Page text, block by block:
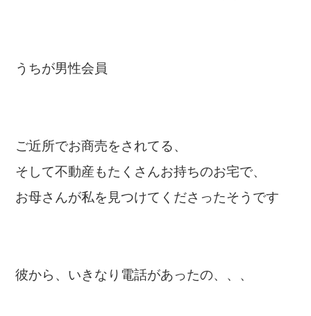
うちが男性会員
ご近所でお商売をされてる、
そして不動産もたくさんお持ちのお宅で、
お母さんが私を見つけてくださったそうです
彼から、いきなり電話があったの、、、